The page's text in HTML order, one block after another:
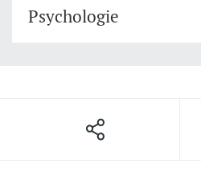
Psychologie